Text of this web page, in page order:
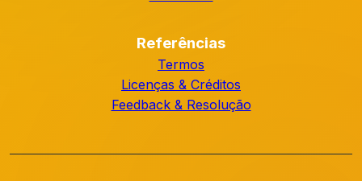
Referências
Termos
Licenças & Créditos
Feedback & Resolução